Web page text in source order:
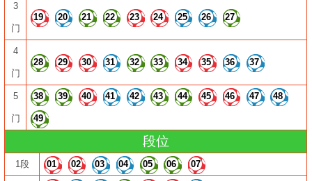
3
门
19 20 21 22 23 24 25 26 27
4
门
28 29 30 31 32 33 34 35 36 37
5
门
38 39 40 41 42 43 44 45 46 47 48
49
段位
1段 01 02 03 04 05 06 07